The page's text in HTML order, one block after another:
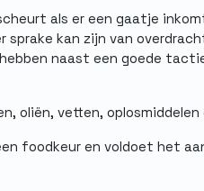
als er een gaatje
kan zijn van
naast een goede
oliën, vetten,
foodkeur en voldoet het